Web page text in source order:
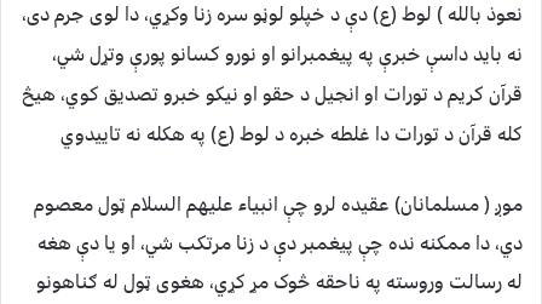
نعوذ بالله ) لوط (ع) دې د خپلو لوڼو سره زنا وکړي، دا لوی جرم دی،
نه باید داسې خبرې په پیغمبرانو او نورو کسانو پورې وتړل شي،
قرآن کریم د تورات او انجیل د حقو او نیکو خبرو تصدیق کوي، هیڅ
کله قرآن د تورات دا غلطه خبره د لوط (ع) په هکله نه تاییدوي
موږ ( مسلمانان) عقیده لرو چې انبیاء علیهم السلام ټول معصوم
دي، دا ممکنه نده چې پیغمبر دې د زنا مرتکب شي، او یا دې هغه
له رسالت وروسته په ناحقه څوک مړ کړي، هغوی ټول له ګناهونو